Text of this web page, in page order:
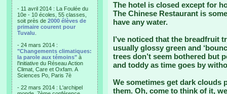
- 11 avril 2014 : La Foulée du
10e - 10 écoles, 55 classes,
soit près de 2000 élèves de
primaire courent pour
Tuvalu
- 24 mars 2014 :
"Changements climatiques:
la parole aux témoins" à
l'initiative du Réseau Action
Climat, Care et Oxfam. A
Sciences Po, Paris 7è
- 22 mars 2014 : L'archipel
The hotel is closed except for
The Chinese Restaurant is
have any water.
I’ve noticed that the breadfruit
usually glossy green and
trees don’t seem bothered but
and toddy as time goes by
We sometimes get dark clouds
them. Oh, come to think of it,